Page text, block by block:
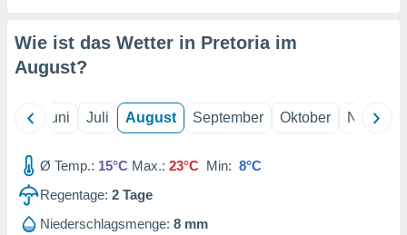
zur
von
zur
Wie ist das Wetter in Pretoria im
August?
Juni Juli August September Oktober
Ø Temp.: 15°C Max.: 23°C Min: 8°C
Regentage: 2 Tage
Niederschlagsmenge: 8 mm